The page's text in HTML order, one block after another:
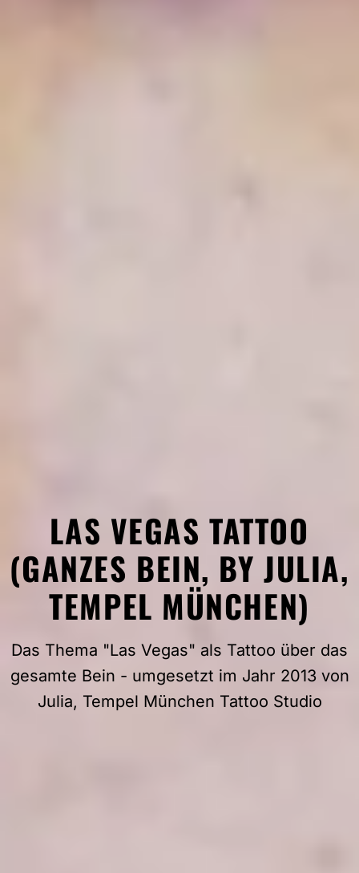
LAS VEGAS TATTOO
(GANZES BEIN, BY JULIA,
TEMPEL MÜNCHEN)
Das Thema "Las Vegas" als Tattoo über das
gesamte Bein - umgesetzt im Jahr 2013 von
Julia, Tempel München Tattoo Studio